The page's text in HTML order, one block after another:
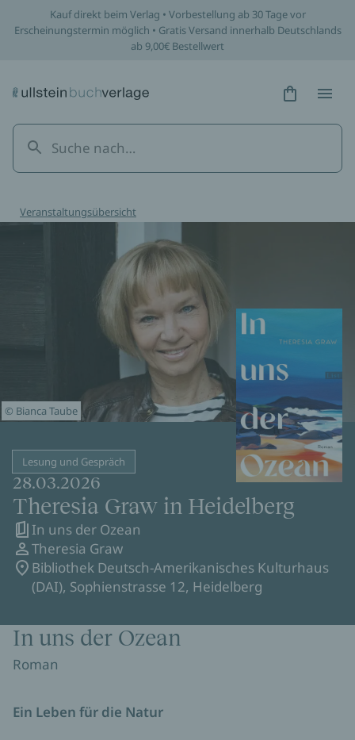
Kauf direkt beim Verlag • Vorbestellung ab 30 Tage vor
Erscheinungstermin möglich • Gratis Versand innerhalb Deutschlands
ab 9,00€ Bestellwert
Hidden
Veranstaltungsübersicht
© Bianca Taube
Lesung und Gespräch
28.03.2026
Theresia Graw in Heidelberg
In uns der Ozean
Theresia Graw
Bibliothek Deutsch-Amerikanisches Kulturhaus
(DAI), Sophienstrasse 12, Heidelberg
In uns der Ozean
Roman
Ein Leben für die Natur